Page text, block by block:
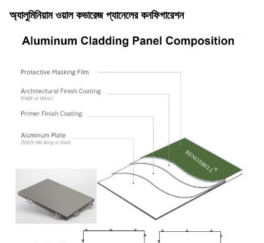
অ্যালুমিনিয়াম ওয়াল কভারেজ প্যানেলের কনফিগারেশন